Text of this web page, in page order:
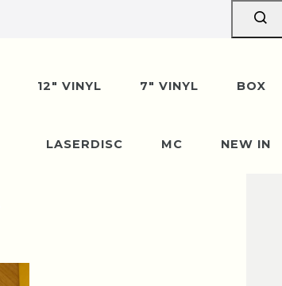
12" VINYL 7" VINYL BOX
LASERDISC MC NEW IN